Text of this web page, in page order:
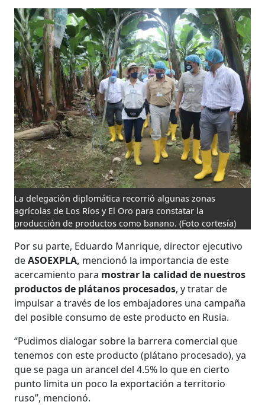
La delegación diplomática recorrió algunas zonas
agrícolas de Los Ríos y El Oro para constatar la
producción de productos como banano. (Foto cortesía)
Por su parte, Eduardo Manrique, director ejecutivo
deASOEXPLA, mencionó la importancia de este
acercamiento para mostrar la calidad de nuestros
productos de plátanos procesados, y tratar de
impulsar a través de los embajadores una campaña
del posible consumo de este producto en Rusia.
“Pudimos dialogar sobre la barrera comercial que
tenemos con este producto (plátano procesado), ya
que se paga un arancel del 4.5% lo que en cierto
punto limita un poco la exportación a territorio
ruso”, mencionó.